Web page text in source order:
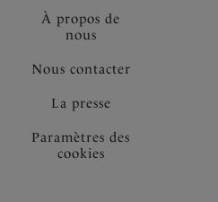
À propos de
nous
Nous contacter
La presse
Paramètres des
cookies